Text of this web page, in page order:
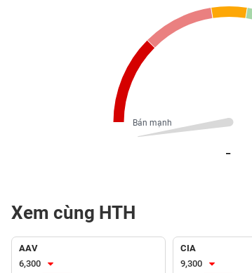
Bán mạnh
Xem cùng HTH
AAV
6,300
CIA
9,300
Ngành
(-)